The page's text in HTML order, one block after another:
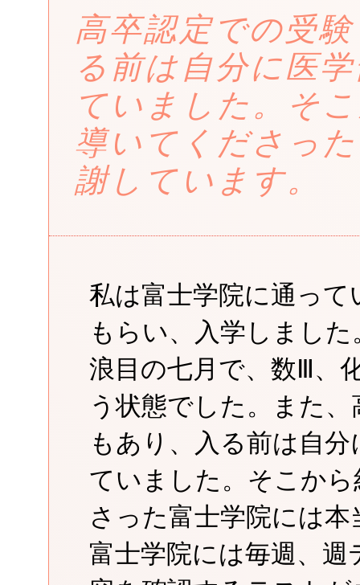
高卒認定での受
る前は自分に医
ていました。そ
導いてくださっ
謝しています。
私は富士学院に通っ
もらい、入学しまし
浪目の七月で、数Ⅲ、
う状態でした。また
もあり、入る前は自
ていました。そこか
さった富士学院には
富士学院には毎週、